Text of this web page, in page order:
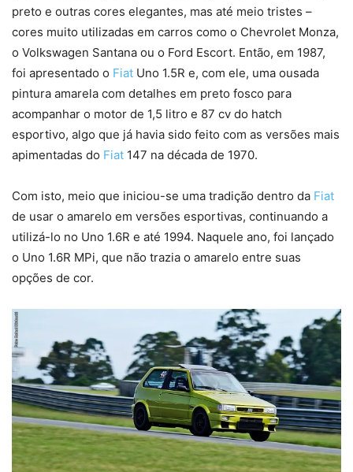
preto e outras cores elegantes, mas até meio tristes –
cores muito utilizadas em carros como o Chevrolet Monza,
o Volkswagen Santana ou o Ford Escort. Então, em 1987,
foi apresentado o Fiat Uno 1.5R e, com ele, uma ousada
pintura amarela com detalhes em preto fosco para
acompanhar o motor de 1,5 litro e 87 cv do hatch
esportivo, algo que já havia sido feito com as versões mais
apimentadas do Fiat 147 na década de 1970.
Com isto, meio que iniciou-se uma tradição dentro da Fiat
de usar o amarelo em versões esportivas, continuando a
utilizá-lo no Uno 1.6R e até 1994. Naquele ano, foi lançado
o Uno 1.6R MPi, que não trazia o amarelo entre suas
opções de cor.